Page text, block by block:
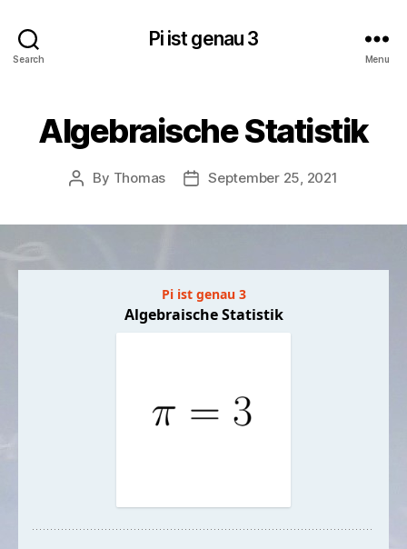
Search
Pi ist genau 3
Menu
Algebraische Statistik
Post
By Thomas
PostSeptember 25, 2021